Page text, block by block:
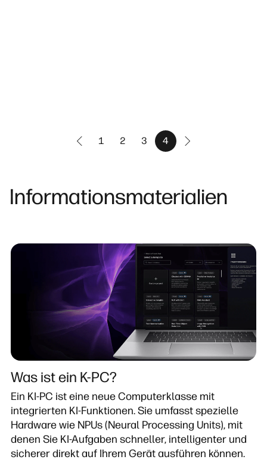
1 2 3 4
Informationsmaterialien
Was ist ein K-PC?
Ein KI-PC ist eine neue Computerklasse mit
integrierten KI-Funktionen. Sie umfasst spezielle
Hardware wie NPUs (Neural Processing Units), mit
denen Sie KI-Aufgaben schneller, intelligenter und
sicherer direkt auf Ihrem Gerät ausführen können.